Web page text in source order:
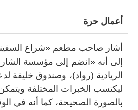
أعمال حرة
أشار صاحب مطعم «شراع
إلى أنه «انضم إلى مؤسسة
الريادية (رواد)، وصندوق خليفة
ليكتسب الخبرات المختلفة
بالصورة الصحيحة، كما أنه في